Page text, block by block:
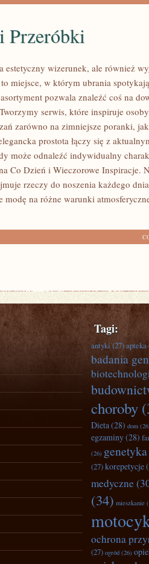
Przeróbki
estetyczny wizerunek, ale również
miejsce, w którym ubrania
pozwala znaleźć coś na
serwis, które inspiruje osoby
zarówno na zimniejsze poranki,
prostota łączy się z
może odnaleźć indywidualny
Co Dzień i Wieczorowe Inspiracje.
rzeczy do noszenia każdego
na różne warunki
Tagi:
antyki(27)apteka
badania
choroby
Dieta(28) dom
egzaminy(28)
(26) genetyka
(27)korepetycje
medyczne
(34) mieszkanie
ochrona
(27) ogród (26)